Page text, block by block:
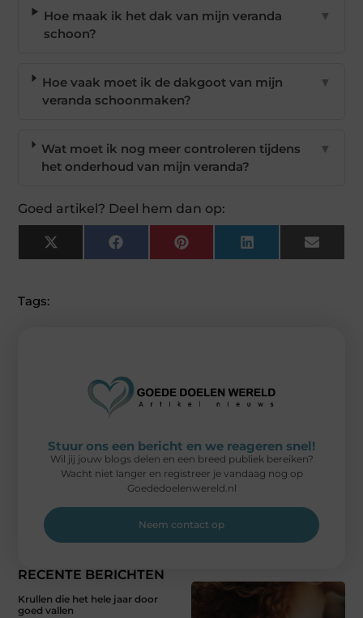
Hoe maak ik het dak van mijn veranda
schoon?
▼
Hoe vaak moet ik de dakgoot van mijn
veranda schoonmaken?
▼
Wat moet ik nog meer controleren tijdens
het onderhoud van mijn veranda?
▼
Goed artikel? Deel hem dan op:
X
(Twitter)
FacebookPinterest LinkedIn Email
Tags:
RECENTE BERICHTEN
Krullen die het hele jaar door
goed vallen
Stuur ons een bericht en we reageren snel!
Wil jij jouw blogs delen en een breed publiek bereiken?
Wacht niet langer en registreer je vandaag nog op
Goededoelenwereld.nl
Neem contact op